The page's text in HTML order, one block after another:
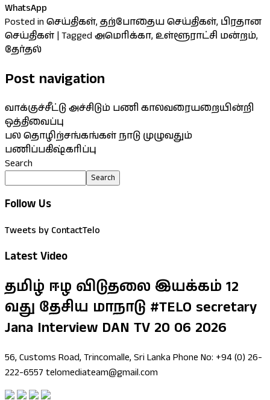
WhatsApp
Posted in செய்திகள், தற்போதைய செய்திகள், பிரதான
செய்திகள் | Tagged அமெரிக்கா, உள்ளூராட்சி மன்றம்,
தேர்தல்
Post navigation
வாக்குச்சீட்டு அச்சிடும் பணி காலவரையறையின்றி
ஒத்திவைப்பு
பல தொழிற்சங்கங்கள் நாடு முழுவதும்
பணிப்பகிஷ்கரிப்பு
Search
Search
Follow Us
Tweets by ContactTelo
Latest Video
தமிழ் ஈழ விடுதலை இயக்கம் 12
வது தேசிய மாநாடு #TELO secretary
Jana Interview DAN TV 20 06 2026
56, Customs Road, Trincomalle, Sri Lanka Phone No: +94 (0) 26-
222-6557 telomediateam@gmail.com